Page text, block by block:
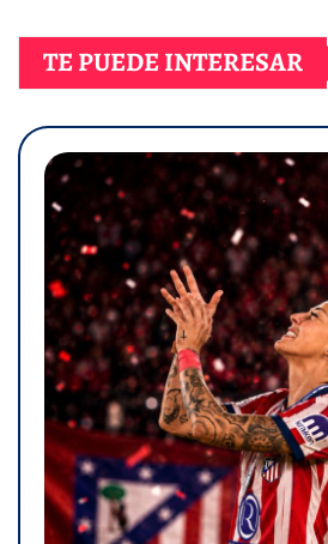
TE PUEDE INTERESAR